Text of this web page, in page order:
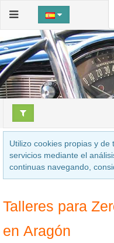
Utilizo cookies propias y
servicios mediante el
continuas navegando,
Talleres para
en Aragón